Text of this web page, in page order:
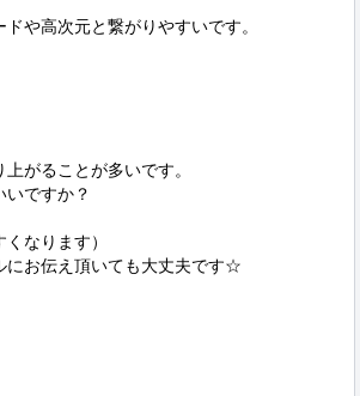
や高次元と繋がりやすいです。
がることが多いです。
ですか？
なります）
にお伝え頂いても大丈夫です☆